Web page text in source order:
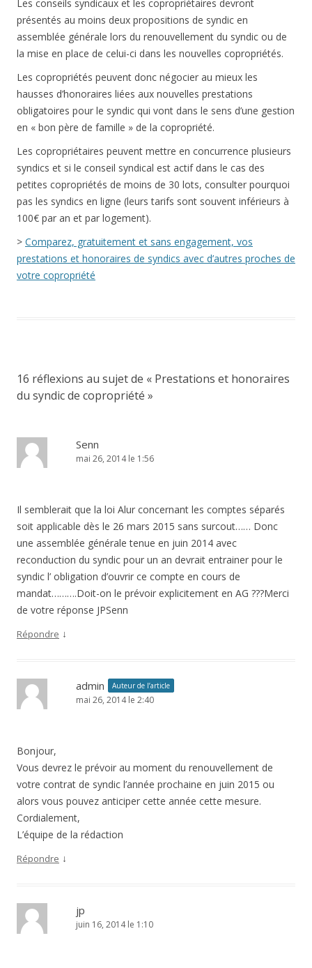
Les conseils syndicaux et les copropriétaires devront
présentés au moins deux propositions de syndic en
assemblée générale lors du renouvellement du syndic ou de
la mise en place de celui-ci dans les nouvelles copropriétés.
Les copropriétés peuvent donc négocier au mieux les
hausses d’honoraires liées aux nouvelles prestations
obligatoires pour le syndic qui vont dans le sens d’une gestion
en « bon père de famille » de la copropriété.
Les copropriétaires peuvent mettre en concurrence plusieurs
syndics et si le conseil syndical est actif dans le cas des
petites copropriétés de moins de 30 lots, consulter pourquoi
pas les syndics en ligne (leurs tarifs sont souvent inférieurs à
100€ par an et par logement).
> Comparez, gratuitement et sans engagement, vos
prestations et honoraires de syndics avec d’autres proches de
votre copropriété
16 réflexions au sujet de « Prestations et honoraires
du syndic de copropriété »
Senn
mai 26, 2014 le 1:56
Il semblerait que la loi Alur concernant les comptes séparés
soit applicable dès le 26 mars 2015 sans surcout…… Donc
une assemblée générale tenue en juin 2014 avec
reconduction du syndic pour un an devrait entrainer pour le
syndic l’ obligation d’ouvrir ce compte en cours de
mandat……….Doit-on le prévoir explicitement en AG ???Merci
de votre réponse JPSenn
Répondre ↓
admin Auteur de l’article
mai 26, 2014 le 2:40
Bonjour,
Vous devrez le prévoir au moment du renouvellement de
votre contrat de syndic l’année prochaine en juin 2015 ou
alors vous pouvez anticiper cette année cette mesure.
Cordialement,
L’équipe de la rédaction
Répondre ↓
jp
juin 16, 2014 le 1:10